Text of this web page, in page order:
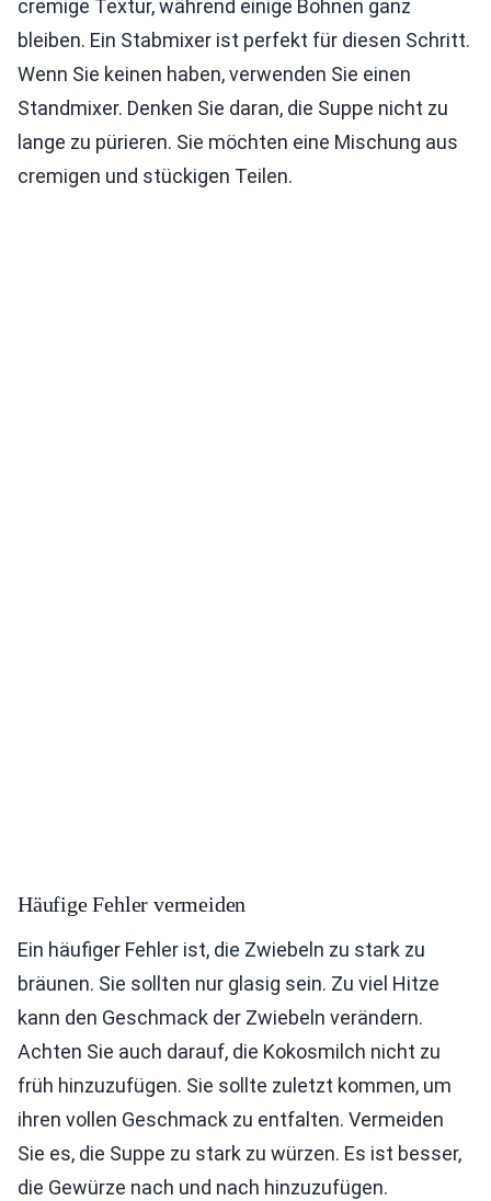
cremige Textur, während einige Bohnen ganz
bleiben. Ein Stabmixer ist perfekt für diesen Schritt.
Wenn Sie keinen haben, verwenden Sie einen
Standmixer. Denken Sie daran, die Suppe nicht zu
lange zu pürieren. Sie möchten eine Mischung aus
cremigen und stückigen Teilen.
Häufige Fehler vermeiden
Ein häufiger Fehler ist, die Zwiebeln zu stark zu
bräunen. Sie sollten nur glasig sein. Zu viel Hitze
kann den Geschmack der Zwiebeln verändern.
Achten Sie auch darauf, die Kokosmilch nicht zu
früh hinzuzufügen. Sie sollte zuletzt kommen, um
ihren vollen Geschmack zu entfalten. Vermeiden
Sie es, die Suppe zu stark zu würzen. Es ist besser,
die Gewürze nach und nach hinzuzufügen.